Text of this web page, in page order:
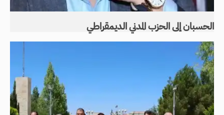
الحسبان إلى الحزب المدني الديمقراطي